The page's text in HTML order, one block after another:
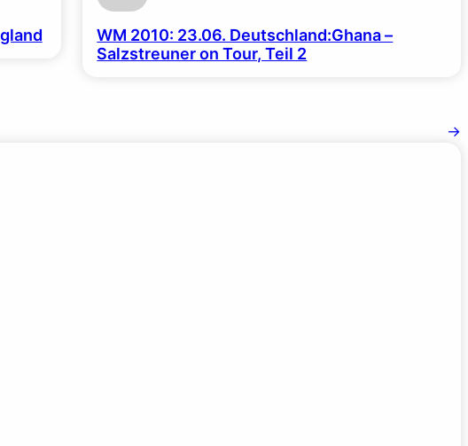
WM 2010: 23.06. Deutschland:Ghana –
Salzstreuner on Tour, Teil 2
→